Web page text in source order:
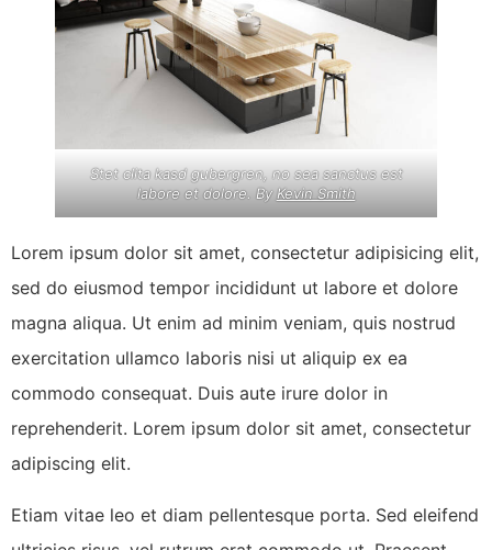
Stet clita kasd gubergren, no sea sanctus est
labore et dolore. ByKevin Smith
Lorem ipsum dolor sit amet, consectetur adipisicing elit,
sed do eiusmod tempor incididunt ut labore et dolore
magna aliqua. Ut enim ad minim veniam, quis nostrud
exercitation ullamco laboris nisi ut aliquip ex ea
commodo consequat. Duis aute irure dolor in
reprehenderit. Lorem ipsum dolor sit amet, consectetur
adipiscing elit.
Etiam vitae leo et diam pellentesque porta. Sed eleifend